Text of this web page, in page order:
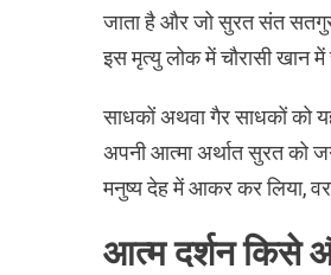
जाता है और जो सुरत संत
इस मृत्यु लोक में चौरासी खान में
साधकों अथवा गैर साधकों को
अपनी आत्मा अर्थात सुरत को
मनुष्य देह में आकर कर लिया,
आत्म दर्शन